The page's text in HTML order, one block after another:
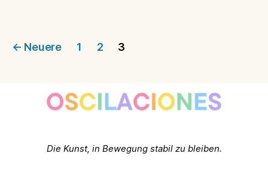
Seitennummerierung
Beiträge
← Neuere 1 2 3
Die Kunst, in Bewegung stabil zu bleiben.